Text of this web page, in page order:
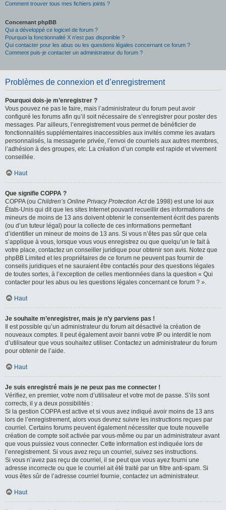
Comment trouver tous mes fichiers joints ?
Concernant phpBB
Qui a développé ce logiciel de forum ?
Pourquoi la fonctionnalité X n’est pas disponible ?
Qui contacter pour les abus ou les questions légales concernant ce forum ?
Comment puis-je contacter un administrateur du forum ?
Problèmes de connexion et d’enregistrement
Pourquoi dois-je m’enregistrer ?
Vous pouvez ne pas le faire, mais l’administrateur du forum peut avoir
configuré les forums afin qu’il soit nécessaire de s’enregistrer pour poster des
messages. Par ailleurs, l’enregistrement vous permet de bénéficier de
fonctionnalités supplémentaires inaccessibles aux invités comme les avatars
personnalisés, la messagerie privée, l’envoi de courriels aux autres membres,
l’adhésion à des groupes, etc. La création d’un compte est rapide et vivement
conseillée.
Haut
Que signifie COPPA ?
COPPA (ou Children’s Online Privacy Protection Actde 1998) est une loi aux
États-Unis qui dit que les sites Internet pouvant recueillir des informations de
mineurs de moins de 13 ans doivent obtenir le consentement écrit des parents
(ou d’un tuteur légal) pour la collecte de ces informations permettant
d’identifier un mineur de moins de 13 ans. Si vous n’êtes pas sûr que cela
s’applique à vous, lorsque vous vous enregistrez ou que quelqu’un le fait à
votre place, contactez un conseiller juridique pour obtenir son avis. Notez que
phpBB Limited et les propriétaires de ce forum ne peuvent pas fournir de
conseils juridiques et ne sauraient être contactés pour des questions légales
de toutes sortes, à l’exception de celles mentionnées dans la question « Qui
contacter pour les abus ou les questions légales concernant ce forum ? ».
Haut
Je souhaite m’enregistrer, mais je n’y parviens pas !
Il est possible qu’un administrateur du forum ait désactivé la création de
nouveaux comptes. Il peut également avoir banni votre IP ou interdit le nom
d’utilisateur que vous souhaitez utiliser. Contactez un administrateur du forum
pour obtenir de l’aide.
Haut
Je suis enregistré mais je ne peux pas me connecter !
Vérifiez, en premier, votre nom d’utilisateur et votre mot de passe. S’ils sont
corrects, il y a deux possibilités :
Si la gestion COPPA est active et si vous avez indiqué avoir moins de 13 ans
lors de l’enregistrement, alors vous devrez suivre les instructions reçues par
courriel. Certains forums peuvent également nécessiter que toute nouvelle
création de compte soit activée par vous-même ou par un administrateur avant
que vous puissiez vous connecter. Cette information est indiquée lors de
l’enregistrement. Si vous avez reçu un courriel, suivez ses instructions.
Si vous n’avez pas reçu de courriel, il se peut que vous ayez fourni une
adresse incorrecte ou que le courriel ait été traité par un filtre anti-spam. Si
vous êtes sûr de l’adresse courriel fournie, contactez un administrateur.
Haut